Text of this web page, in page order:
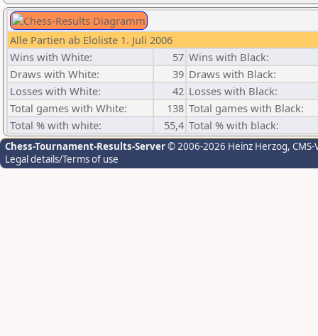
Alle Partien ab Eloliste 1. Juli 2006
Wins with White:
57 Wins with Black:
Draws with White:
39 Draws with Black:
Losses with White:
42 Losses with Black:
Total games with White:
138 Total games with Black:
Total % with white:
55,4 Total % with black:
Chess-Tournament-Results-Server© 2006-2026 Heinz Herzog,
Legal details/Terms of use